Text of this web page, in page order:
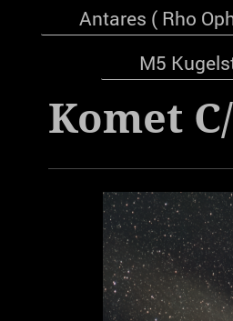
Antares ( Rho
M5
Komet